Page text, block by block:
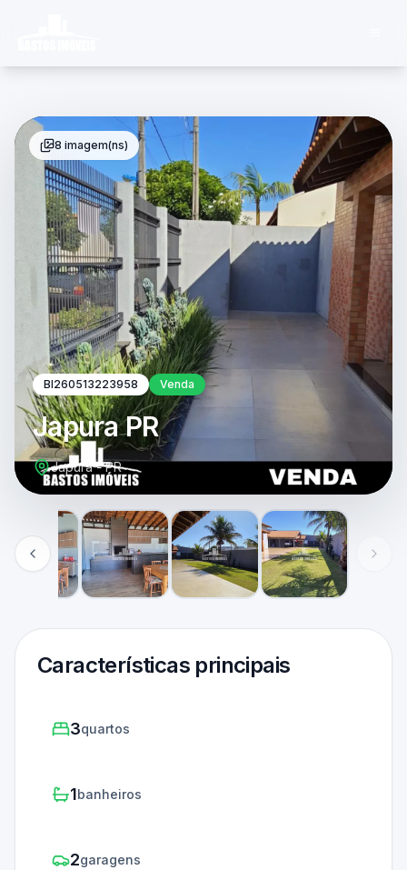
BI260513223958 Venda
Japura PR
Japurá - PR
8 imagem(ns)
Características principais
3quartos
1banheiros
2garagens